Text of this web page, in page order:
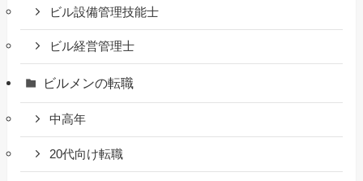
ビル設備管理技能士
ビル経営管理士
ビルメンの転職
中高年
20代向け転職